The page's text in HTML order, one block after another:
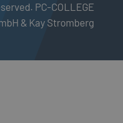
PC-COLLEGE
& Kay Stromberg